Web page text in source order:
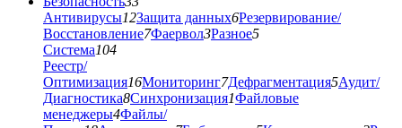
Антивирусы12Защита данных6Резервирование/
Восстановление7Фаервол3Разное5
Система104
Реестр/
Оптимизация16Мониторинг7Дефрагментация5Аудит/
Диагностика8Синхронизация1Файловые
менеджеры4Файлы/